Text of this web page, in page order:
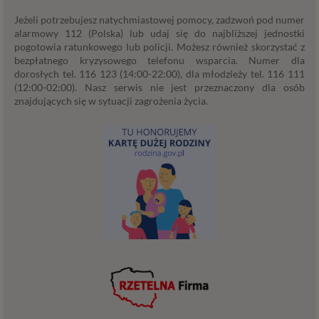
Jeżeli potrzebujesz natychmiastowej pomocy, zadzwoń pod numer
alarmowy 112 (Polska) lub udaj się do najbliższej jednostki
pogotowia ratunkowego lub policji. Możesz również skorzystać z
bezpłatnego kryzysowego telefonu wsparcia. Numer dla
dorosłych tel. 116 123 (14:00-22:00), dla młodzieży tel. 116 111
(12:00-02:00). Nasz serwis nie jest przeznaczony dla osób
znajdujących się w sytuacji zagrożenia życia.
promocji własnych usług administratora
Psychorada.pl w serwisie administratora (np. jeśli
interesujesz się psychologią dziecka i oglądasz
materiały na ten temat w Psychorada.pl to możemy
Ci wyświetlić reklamę na podobny temat).
Twoja dobrowolna zgoda. Aby móc pokazać
interesujące Cię oferty reklamowe (np. produktu lub
i ich przedstawiciele muszą mieć możliwość
przetwarzania Twoich danych. Udzielenie takiej
zgody jest całkowicie dobrowolne, i jeśli nie chcesz,
nie musisz jej udzielać. Dzięki naszemu rozwiązaniu
masz również możliwość ograniczenia zakresu lub
zmiany zgody w dowolnym momencie.
Twoje dane, w ramach naszych usług, przetwarzane będą
podmiot przetwarzający dane jednej z dopuszczonych
przez RODO podstaw prawnych i wyłącznie w celu
dostosowanym do danej podstawy, zgodnie z opisem